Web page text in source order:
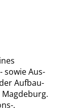
sowie Aus-
Aufbau-
,